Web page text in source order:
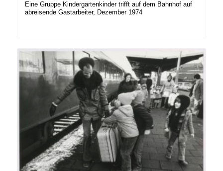
Eine Gruppe Kindergartenkinder trifft auf dem Bahnhof auf
abreisende Gastarbeiter, Dezember 1974